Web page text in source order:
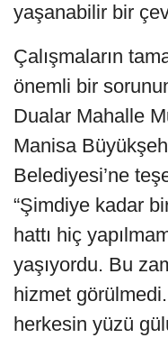
yaşanabilir bir
Çalışmaların
önemli bir
Dualar Mahalle
Manisa
Belediyesi’ne
“Şimdiye kadar
hattı hiç
yaşıyordu. Bu
hizmet
herkesin yüzü